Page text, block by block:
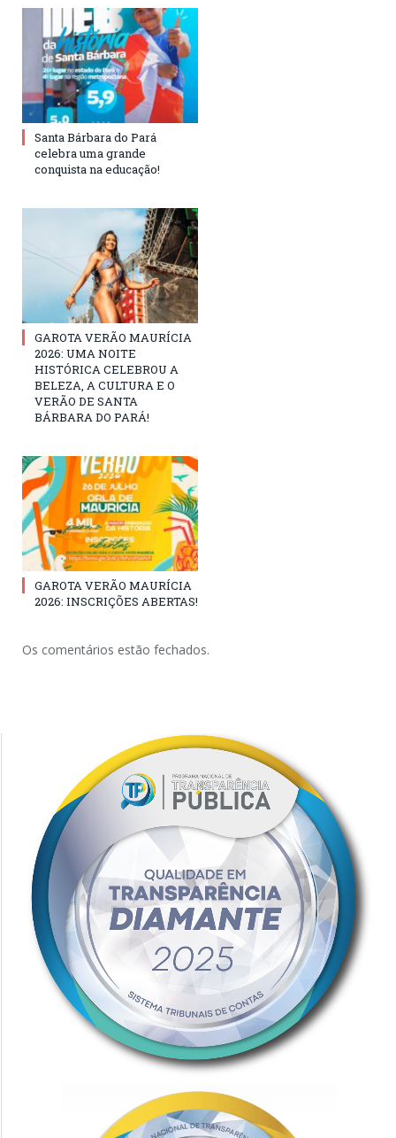
Santa Bárbara do Pará
celebra uma grande
conquista na educação!
GAROTA VERÃO MAURÍCIA
2026: UMA NOITE
HISTÓRICA CELEBROU A
BELEZA, A CULTURA E O
VERÃO DE SANTA
BÁRBARA DO PARÁ!
GAROTA VERÃO MAURÍCIA
2026: INSCRIÇÕES ABERTAS!
Os comentários estão fechados.